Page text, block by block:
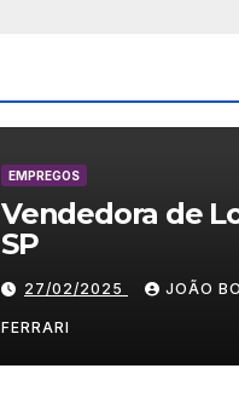
EMPREGOS
Vendedora de
SP
27/02/2025 JOÃO
FERRARI